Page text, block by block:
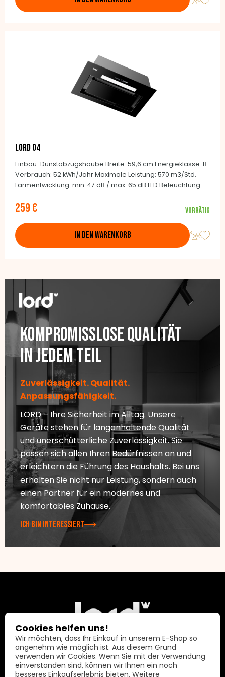
LORD O4
Einbau-Dunstabzugshaube Breite: 59,6 cm Energieklasse: B
Verbrauch: 52 kWh/Jahr Maximale Leistung: 570 m3/Std.
Lärmentwicklung: min. 47 dB / max. 65 dB LED Beleuchtung
259 € Vorrätig
IN DEN WARENKORB
Kompromisslose Qualität
In jedem Teil
Zuverlässigkeit. Qualität.
Anpassungsfähigkeit.
LORD – Ihre Sicherheit im Alltag. Unsere
Geräte stehen für langanhaltende Qualität
und unerschütterliche Zuverlässigkeit. Sie
passen sich allen Ihren Bedürfnissen an und
erleichtern die Führung des Haushalts. Bei uns
erhalten Sie nicht nur Leistung, sondern auch
einen Partner für ein modernes und
komfortables Zuhause.
ICH BIN INTERESSIERT
Lord International AG
Cookies helfen uns!
Wir möchten, dass Ihr Einkauf in unserem E-Shop so
angenehm wie möglich ist. Aus diesem Grund
verwenden wir Cookies. Wenn Sie mit der Verwendung
einverstanden sind, können wir Ihnen ein noch
besseres Einkaufserlebnis bieten. Weitere